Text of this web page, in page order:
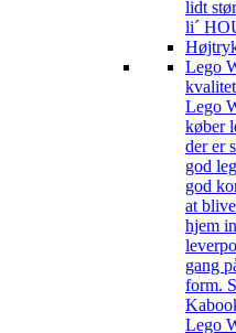
lidt
li´
Lego
Lego
køber
der er
god
god
at
hjem
gang
form.
Lego